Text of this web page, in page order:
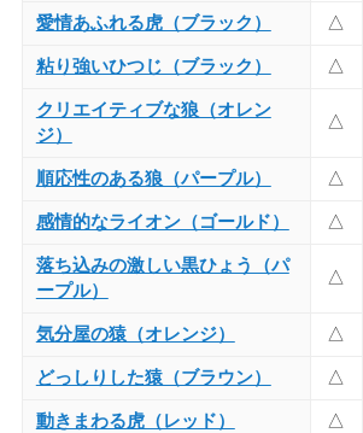
愛情あふれる虎（ブラック） △
粘り強いひつじ（ブラック） △
クリエイティブな狼（オレン
ジ）
△
順応性のある狼（パープル） △
感情的なライオン（ゴールド） △
落ち込みの激しい黒ひょう（パ
ープル）
△
気分屋の猿（オレンジ） △
どっしりした猿（ブラウン） △
動きまわる虎（レッド） △